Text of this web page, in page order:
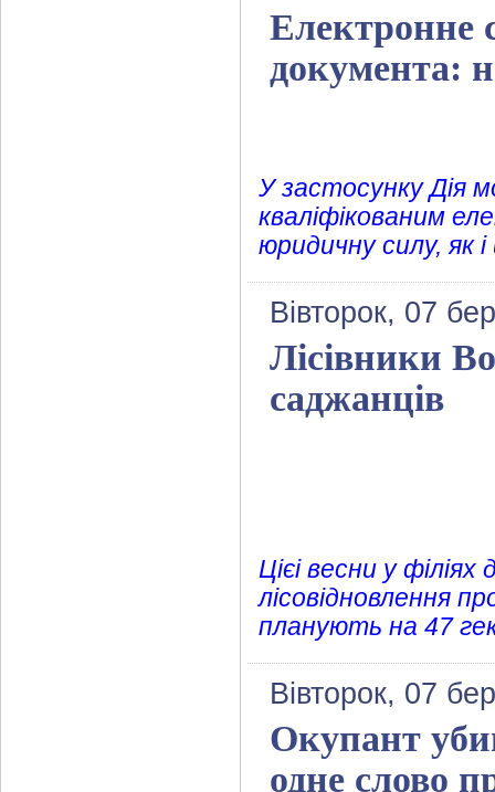
Електронне
документа:
У застосунку Дія
кваліфікованим
юридичну силу, як
Вівторок, 07
Лісівники
саджанців
Цієі весни у
лісовідновлення
планують на 47
Вівторок, 07
Окупант
одне слово